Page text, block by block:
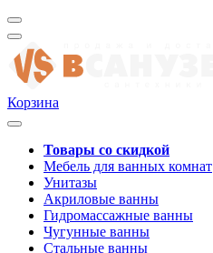
Корзина
Товары со скидкой
Мебель для ванных комнат
Унитазы
Акриловые ванны
Гидромассажные ванны
Чугунные ванны
Стальные ванны